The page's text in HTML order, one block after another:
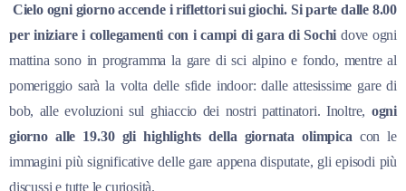
Cielo ogni giorno accende i riflettori sui giochi. Si parte dalle 8.00
per iniziare i collegamenti con i campi di gara di Sochi dove ogni
mattina sono in programma la gare di sci alpino e fondo, mentre al
pomeriggio sarà la volta delle sfide indoor: dalle attesissime gare di
bob, alle evoluzioni sul ghiaccio dei nostri pattinatori. Inoltre, ogni
giorno alle 19.30 gli highlights della giornata olimpica con le
immagini più significative delle gare appena disputate, gli episodi più
discussi e tutte le curiosità.